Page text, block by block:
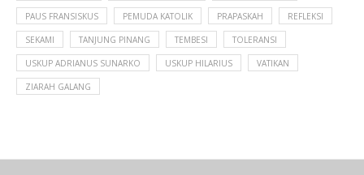
PAUS FRANSISKUS PEMUDA KATOLIK PRAPASKAH REFLEKSI
SEKAMI TANJUNG PINANG TEMBESI TOLERANSI
USKUP ADRIANUS SUNARKO USKUP HILARIUS VATIKAN
ZIARAH GALANG